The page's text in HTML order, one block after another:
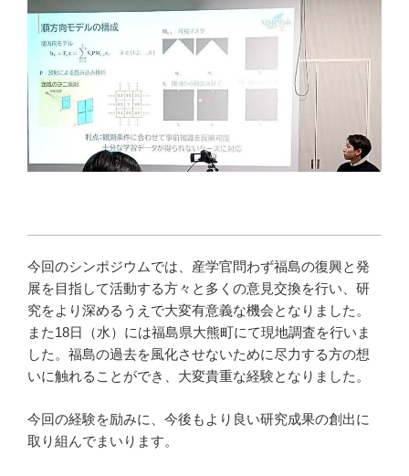
今回のシンポジウムでは、産学官問わず福島の復興と発
展を目指して活動する方々と多くの意見交換を行い、研
究をより深めるうえで大変有意義な機会となりました。
また18日（水）には福島県大熊町にて現地調査を行いま
した。福島の過去を風化させないために尽力する方の想
いに触れることができ、大変貴重な経験となりました。
今回の経験を励みに、今後もより良い研究成果の創出に
取り組んでまいります。